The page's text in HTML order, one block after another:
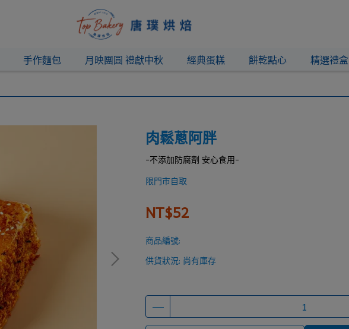
手作麵包 月映團圓 禮獻中秋 經典蛋糕 餅乾點心 精選禮盒
肉鬆蔥阿胖
-不添加防腐劑 安心食用-
限門市自取
NT$52
商品編號:
供貨狀況: 尚有庫存